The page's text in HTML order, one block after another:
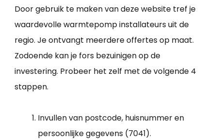
Door gebruik te maken van deze website tref je
waardevolle warmtepomp installateurs uit de
regio. Je ontvangt meerdere offertes op maat.
Zodoende kan je fors bezuinigen op de
investering. Probeer het zelf met de volgende 4
stappen.
Invullen van postcode, huisnummer en
persoonlijke gegevens (7041).